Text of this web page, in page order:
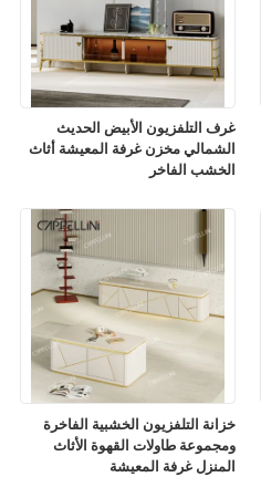
غرف التلفزيون الأبيض الحديث
الشمالي مخزن غرفة المعيشة أثاث
الخشب الفاخر
خزانة التلفزيون الخشبية الفاخرة
ومجموعة طاولات القهوة الأثاث
المنزل غرفة المعيشة